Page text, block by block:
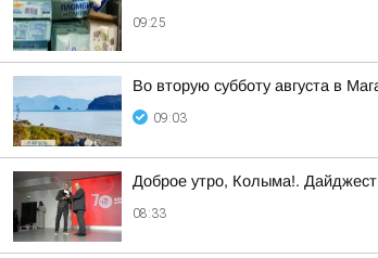
09:25
Во вторую субботу августа в
09:03
Доброе утро, Колыма!. Дайджест
08:33